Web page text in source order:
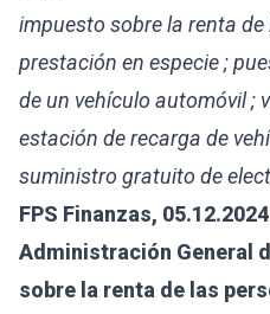
impuesto sobre la renta
prestación en especie ;
de un vehículo automóvil ;
estación de recarga de
suministro gratuito de
FPS Finanzas, 05.12.2024
Administración General
sobre la renta de las